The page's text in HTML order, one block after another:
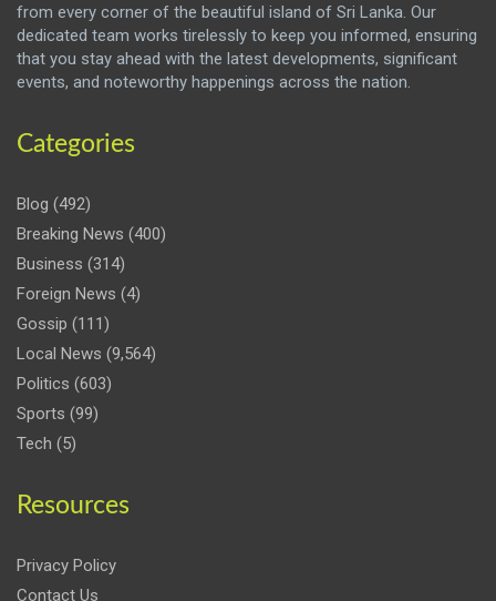
from every corner of the beautiful island of Sri Lanka. Our
dedicated team works tirelessly to keep you informed, ensuring
that you stay ahead with the latest developments, significant
events, and noteworthy happenings across the nation.
Categories
Blog (492)
Breaking News (400)
Business (314)
Foreign News (4)
Gossip (111)
Local News (9,564)
Politics (603)
Sports (99)
Tech (5)
Resources
Privacy Policy
Contact Us